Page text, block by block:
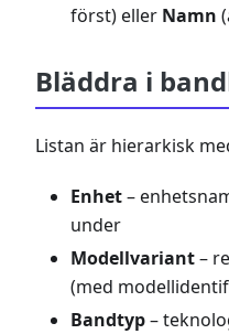
först) eller Namn
Bläddra i
Listan är hierarkisk
Enhet–
under
Modellvariant–
(med
Bandtyp–